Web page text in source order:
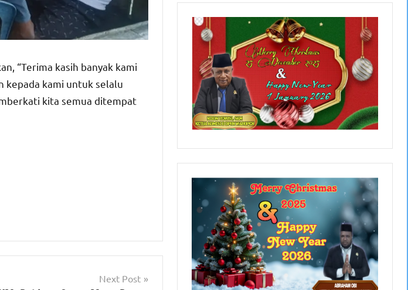
“Terima kasih banyak kami
kepada kami untuk selalu
kita semua ditempat
Next Post